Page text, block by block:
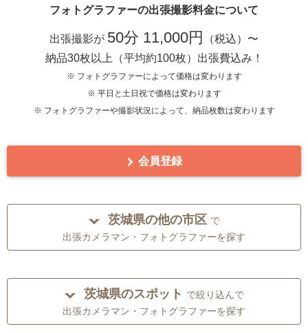
フォトグラファーの出張撮影料金について
出張撮影が 50分 11,000円
（税込）〜
納品30枚以上（平均約100枚）出張費込み！
※ フォトグラファーによって価格は変わります
※ 平日と土日祝で価格は変わります
※ フォトグラファーや撮影状況によって、納品枚数は変わります
会員登録
茨城県の他の市区 で
出張カメラマン・フォトグラファーを探す
茨城県のスポット で絞り込んで
出張カメラマン・フォトグラファーを探す